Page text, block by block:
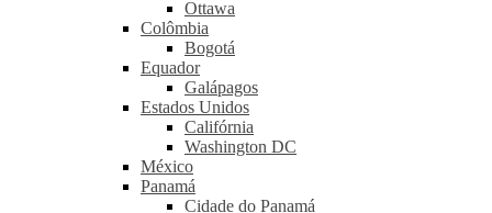
Ottawa
Colômbia
Bogotá
Equador
Galápagos
Estados Unidos
Califórnia
Washington DC
México
Panamá
Cidade do Panamá